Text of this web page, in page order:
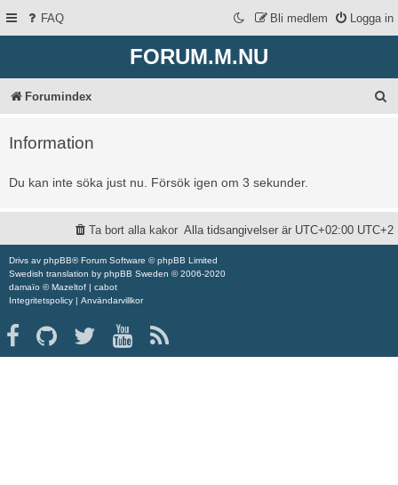
FAQ Logga in
Bli medlem
FORUM.M.NU
Forumindex
Information
Du kan inte söka just nu. Försök igen om 3 sekunder.
Alla tidsangivelser är UTC+02:00 UTC+2
Ta bort alla kakor
Drivs av phpBB® Forum Software © phpBB Limited
Swedish translation by phpBB Sweden © 2006-2020
damaïo ©Mazeltof | cabot
Integritetspolicy | Användarvillkor